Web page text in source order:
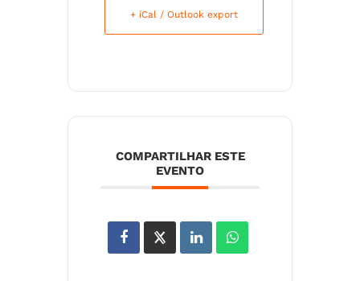
+ iCal / Outlook export
COMPARTILHAR ESTE
EVENTO